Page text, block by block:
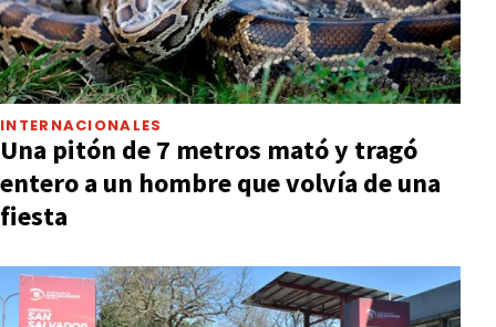
INTERNACIONALES
Una pitón de 7 metros mató y tragó
entero a un hombre que volvía de una
fiesta